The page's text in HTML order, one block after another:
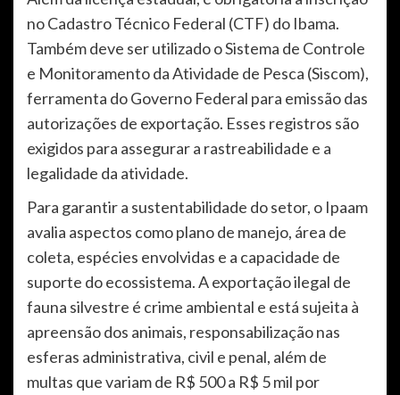
no Cadastro Técnico Federal (CTF) do Ibama.
Também deve ser utilizado o Sistema de Controle
e Monitoramento da Atividade de Pesca (Siscom),
ferramenta do Governo Federal para emissão das
autorizações de exportação. Esses registros são
exigidos para assegurar a rastreabilidade e a
legalidade da atividade.
Para garantir a sustentabilidade do setor, o Ipaam
avalia aspectos como plano de manejo, área de
coleta, espécies envolvidas e a capacidade de
suporte do ecossistema. A exportação ilegal de
fauna silvestre é crime ambiental e está sujeita à
apreensão dos animais, responsabilização nas
esferas administrativa, civil e penal, além de
multas que variam de R$ 500 a R$ 5 mil por